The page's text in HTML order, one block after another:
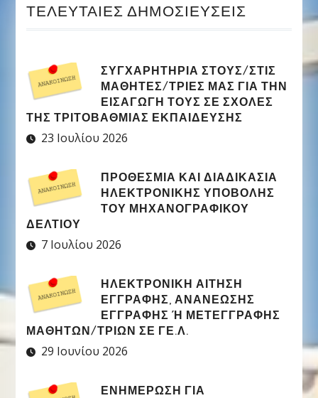
ΤΕΛΕΥΤΑΊΕΣ ΔΗΜΟΣΙΕΎΣΕΙΣ
ΣΥΓΧΑΡΗΤΉΡΙΑ ΣΤΟΥΣ/ΣΤΙΣ
ΜΑΘΗΤΈΣ/ΤΡΙΕΣ ΜΑΣ ΓΙΑ ΤΗΝ
ΕΙΣΑΓΩΓΉ ΤΟΥΣ ΣΕ ΣΧΟΛΈΣ
ΤΗΣ ΤΡΙΤΟΒΆΘΜΙΑΣ ΕΚΠΑΊΔΕΥΣΗΣ
23 Ιουλίου 2026
ΠΡΟΘΕΣΜΊΑ ΚΑΙ ΔΙΑΔΙΚΑΣΊΑ
ΗΛΕΚΤΡΟΝΙΚΉΣ ΥΠΟΒΟΛΉΣ
ΤΟΥ ΜΗΧΑΝΟΓΡΑΦΙΚΟΎ
ΔΕΛΤΊΟΥ
7 Ιουλίου 2026
ΗΛΕΚΤΡΟΝΙΚΉ ΑΊΤΗΣΗ
ΕΓΓΡΑΦΉΣ, ΑΝΑΝΈΩΣΗΣ
ΕΓΓΡΑΦΉΣ Ή ΜΕΤΕΓΓΡΑΦΉΣ Μ
ΑΘΗΤΏΝ/ΤΡΙΏΝ ΣΕ ΓΕ.Λ.
29 Ιουνίου 2026
ΕΝΗΜΕΡΩΣΗ ΓΙΑ